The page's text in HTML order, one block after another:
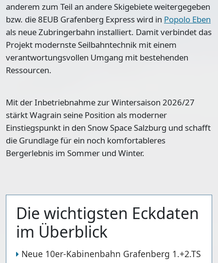
anderem zum Teil an andere Skigebiete weitergegeben
bzw. die 8EUB Grafenberg Express wird in Popolo Eben
als neue Zubringerbahn installiert. Damit verbindet das
Projekt modernste Seilbahntechnik mit einem
verantwortungsvollen Umgang mit bestehenden
Ressourcen.
Mit der Inbetriebnahme zur Wintersaison 2026/27
stärkt Wagrain seine Position als moderner
Einstiegspunkt in den Snow Space Salzburg und schafft
die Grundlage für ein noch komfortableres
Bergerlebnis im Sommer und Winter.
Die wichtigsten Eckdaten
im Überblick
Neue 10er-Kabinenbahn Grafenberg 1.+2.TS